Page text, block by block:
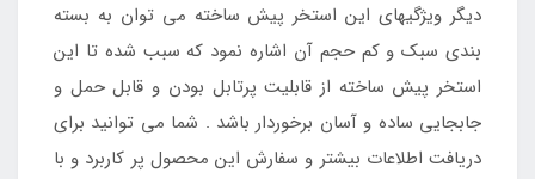
دیگر ویژگیهای این استخر پیش ساخته می توان به بسته
بندی سبک و کم حجم آن اشاره نمود که سبب شده تا این
استخر پیش ساخته از قابلیت پرتابل بودن و قابل حمل و
جابجایی ساده و آسان برخوردار باشد . شما می توانید برای
دریافت اطلاعات بیشتر و سفارش این محصول پر کاربرد و با